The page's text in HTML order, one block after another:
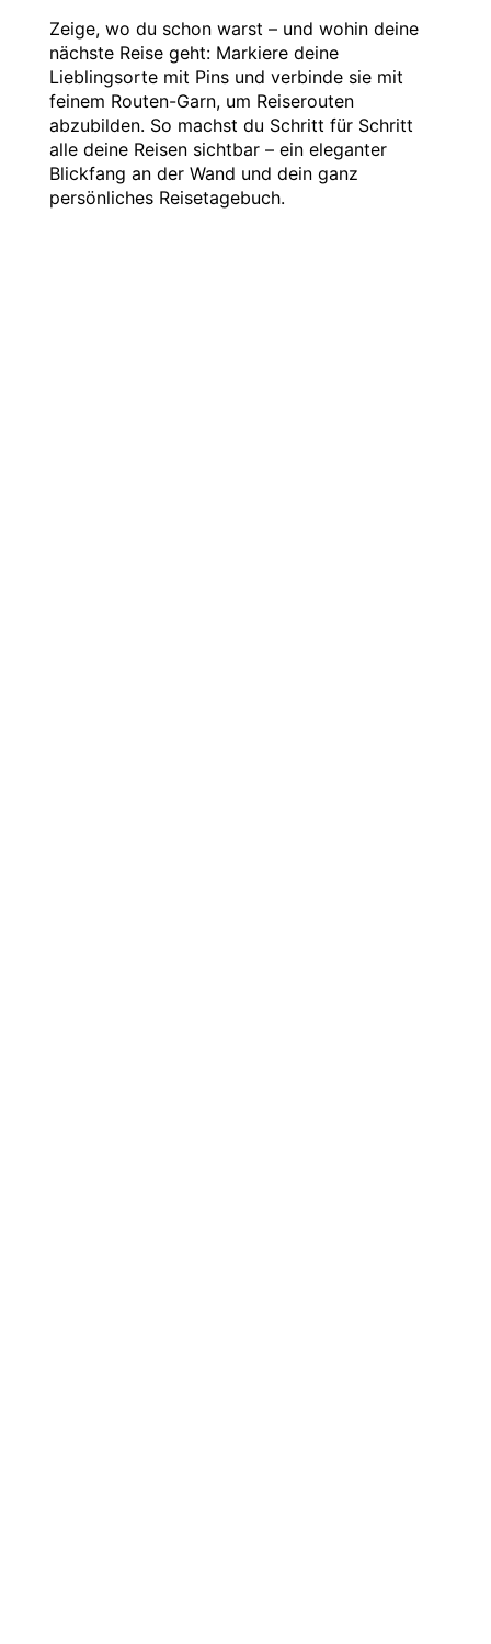
Zeige, wo du schon warst – und wohin deine
nächste Reise geht: Markiere deine
Lieblingsorte mit Pins und verbinde sie mit
feinem Routen-Garn, um Reiserouten
abzubilden. So machst du Schritt für Schritt
alle deine Reisen sichtbar – ein eleganter
Blickfang an der Wand und dein ganz
persönliches Reisetagebuch.